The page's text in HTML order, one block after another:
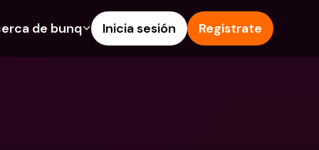
de bunq Inicia sesión Regístrate